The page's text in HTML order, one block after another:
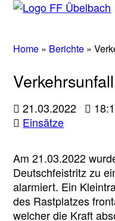
Home » Berichte »
21.03.2022
Einsätze
Am 21.03.2022
Deutschfeistritz zu
alarmiert. Ein
des Rastplatzes
welcher die Kraft